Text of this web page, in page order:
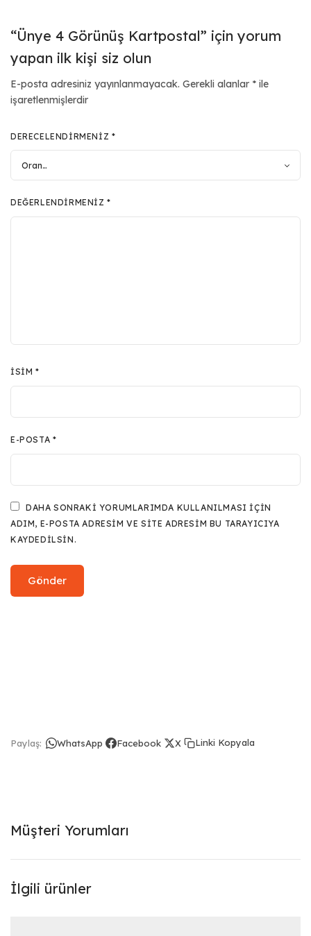
“Ünye 4 Görünüş Kartpostal” için yorum
yapan ilk kişi siz olun
E-posta adresiniz yayınlanmayacak. Gerekli alanlar * ile
işaretlenmişlerdir
DERECELENDIRMENIZ *
DEĞERLENDIRMENIZ*
İSIM*
E-POSTA *
DAHA SONRAKI YORUMLARIMDA KULLANILMASI IÇIN
ADIM, E-POSTA ADRESIM VE SITE ADRESIM BU TARAYICIYA
KAYDEDILSIN.
Paylaş: WhatsApp Facebook X Linki Kopyala
Müşteri Yorumları
İlgili ürünler